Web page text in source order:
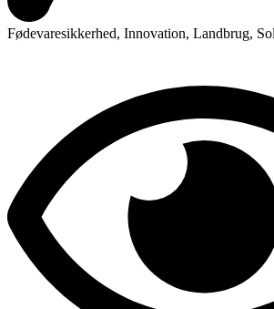
Fødevaresikkerhed, Innovation, Landbrug,